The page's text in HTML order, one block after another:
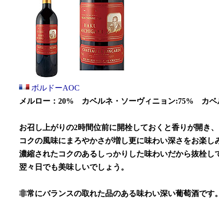
ボルドーAOC
メルロー：20% カベルネ・ソーヴィニョン:75% カベ
お召し上がりの2時間位前に開栓しておくと香りが開き、
コクの風味にまろやかさが増し更に味わい深さをお楽し
濃縮されたコクのあるしっかりした味わいだから抜栓
翌々日でも美味しいでしょう。
非常にバランスの取れた品のある味わい深い葡萄酒です